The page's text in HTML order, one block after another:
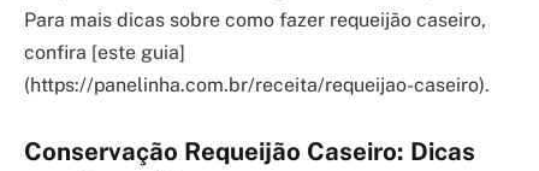
Para mais dicas sobre como fazer requeijão caseiro,
confira [este guia]
(https://panelinha.com.br/receita/requeijao-caseiro).
Conservação Requeijão Caseiro: Dicas